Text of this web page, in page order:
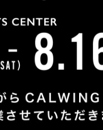
自動車評論家
納車させて頂きます